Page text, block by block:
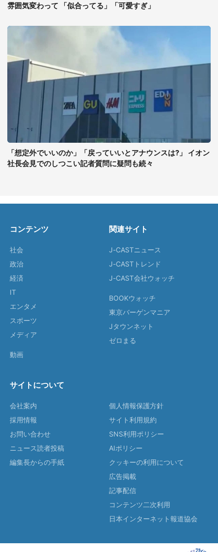
雰囲気変わって 「似合ってる」「可愛すぎ」
「想定外でいいのか」「戻っていいとアナウンスは?」 イオン
社長会見でのしつこい記者質問に疑問も続々
コンテンツ
社会
政治
経済
IT
エンタメ
スポーツ
メディア
動画
関連サイト
J-CASTニュース
J-CASTトレンド
J-CAST会社ウォッチ
BOOKウォッチ
東京バーゲンマニア
Jタウンネット
ゼロまる
サイトについて
会社案内
採用情報
お問い合わせ
ニュース読者投稿
編集長からの手紙
個人情報保護方針
サイト利用規約
SNS利用ポリシー
AIポリシー
クッキーの利用について
広告掲載
記事配信
コンテンツ二次利用
日本インターネット報道協会